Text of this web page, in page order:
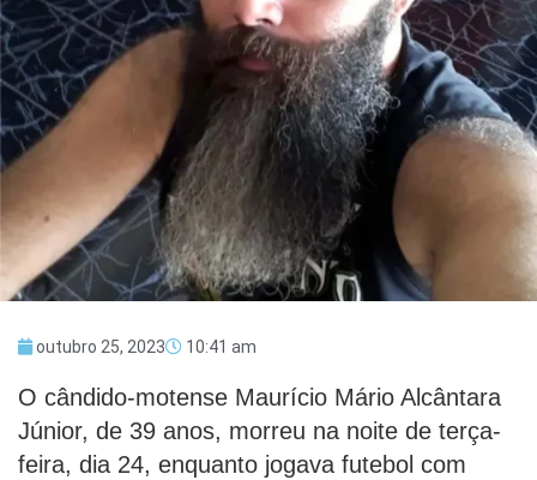
outubro 25, 2023 10:41 am
O cândido-motense Maurício Mário Alcântara
Júnior, de 39 anos, morreu na noite de terça-
feira, dia 24, enquanto jogava futebol com